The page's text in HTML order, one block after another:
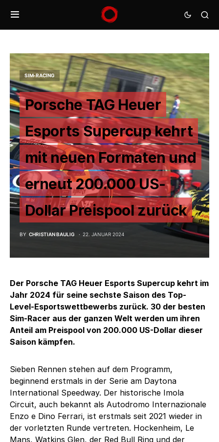
SIM-RACING
Porsche TAG Heuer
Esports Supercup kehrt
mit neuen Formaten und
erneut 200.000 US-
Dollar Preispool zurück
BY CHRISTIAN BAULIG 22. JANUAR 2024
Der Porsche TAG Heuer Esports Supercup kehrt im
Jahr 2024 für seine sechste Saison des Top-
Level-Esportswettbewerbs zurück. 30 der besten
Sim-Racer aus der ganzen Welt werden um ihren
Anteil am Preispool von 200.000 US-Dollar dieser
Saison kämpfen.
Sieben Rennen stehen auf dem Programm,
beginnend erstmals in der Serie am Daytona
International Speedway. Der historische Imola
Circuit, auch bekannt als Autodromo Internazionale
Enzo e Dino Ferrari, ist erstmals seit 2021 wieder in
der vorletzten Runde vertreten. Hockenheim, Le
Mans, Watkins Glen, der Red Bull Ring und der